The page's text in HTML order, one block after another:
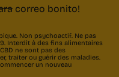
correo bonito!
Non psychoactif. Ne pas
Interdit à des fins alimentaires
ne sont pas des
traiter ou guérir des maladies.
un nouveau